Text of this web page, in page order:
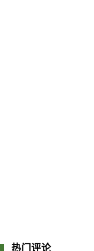
热门评论